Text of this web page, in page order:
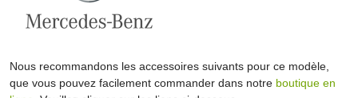
Nous recommandons les accessoires suivants pour ce modèle,
que vous pouvez facilement commander dans notre boutique en